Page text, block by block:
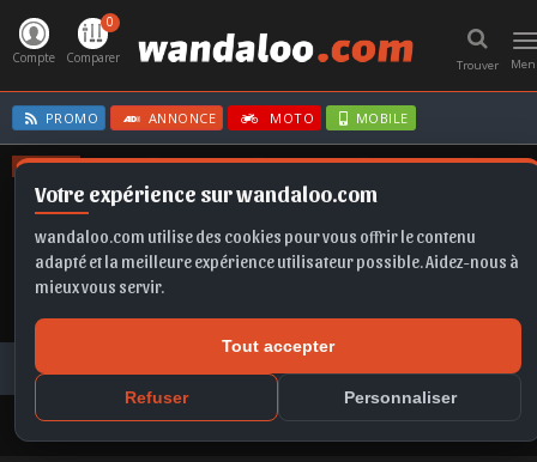
Votre expérience sur wandaloo.com
wandaloo.com utilise des cookies pour vous offrir le contenu
adapté et la meilleure expérience utilisateur possible. Aidez-nous à
mieux vous servir.
Tout accepter
Refuser Personnaliser
Trouver
Compte
0
Comparer
PROMO ANNONCE MOTO MOBILE
OFFRES
CORSA KAMIQ
Toutes les annonces
Kangoo
RENAULT Kangoo 2014 Diesel Occasion Benslimane Maroc